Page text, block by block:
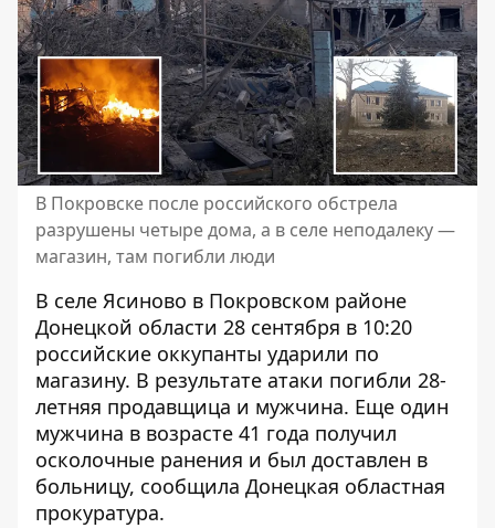
В Покровске после российского обстрела
разрушены четыре дома, а в селе неподалеку —
магазин, там погибли люди
В селе Ясиново в Покровском районе
Донецкой области 28 сентября в 10:20
российские оккупанты ударили по
магазину. В результате атаки погибли 28-
летняя продавщица и мужчина. Еще один
мужчина в возрасте 41 года получил
осколочные ранения и был доставлен в
больницу, сообщила Донецкая областная
прокуратура.